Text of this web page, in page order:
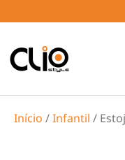
Início /Infantil /